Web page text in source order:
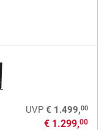
UVP € 1.499,00
€ 1.299,00